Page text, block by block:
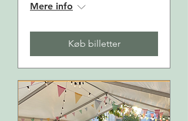
Mere info
Køb billetter